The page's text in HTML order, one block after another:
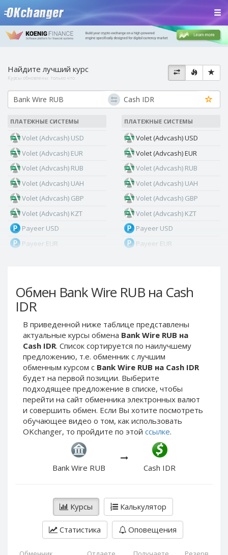
Обмен Bank Wire RUB на Cash
IDR
В приведенной ниже таблице представлены
актуальные курсы обмена Bank Wire RUB на
Cash IDR. Список сортируется по наилучшему
предложению, т.е. обменник с лучшим
обменным курсом с Bank Wire RUB на Cash IDR
будет на первой позиции. Выберите
подходящее предложение в списке, чтобы
перейти на сайт обменника электронных валют
и совершить обмен. Если Вы хотите посмотреть
обучающее видео о том, как использовать
OKchanger, то пройдите по этой ссылке.
Bank Wire RUB Cash IDR
Курсы Калькулятор
Статистика Оповещения
Найдите лучший курс
Курсы обновлены: только что
ПЛАТЕЖНЫЕ СИСТЕМЫ
Volet (Advcash) USD
Volet (Advcash) EUR
Volet (Advcash) RUB
Volet (Advcash) UAH
Volet (Advcash) GBP
Volet (Advcash) KZT
Payeer USD
Payeer EUR
Payeer Tether ERC20
(USDT)
Payeer UAH
ЮMoney RUB
ЮMoney KZT
PayPal USD
PayPal EUR
PayPal GBP
PayPal CAD
PayPal AUD
PayPal RUB
PayPal NOK
PayPal PLN
PayPal SGD
ПЛАТЕЖНЫЕ СИСТЕМЫ
Volet (Advcash) USD
Volet (Advcash) EUR
Volet (Advcash) RUB
Volet (Advcash) UAH
Volet (Advcash) GBP
Volet (Advcash) KZT
Payeer USD
Payeer EUR
Payeer Tether ERC20
(USDT)
ЮMoney RUB
ЮMoney KZT
PayPal USD
PayPal EUR
PayPal GBP
PayPal CAD
PayPal AUD
PayPal RUB
PayPal CZK
PayPal NZD
PayPal NOK
PayPal PLN
PayPal SGD